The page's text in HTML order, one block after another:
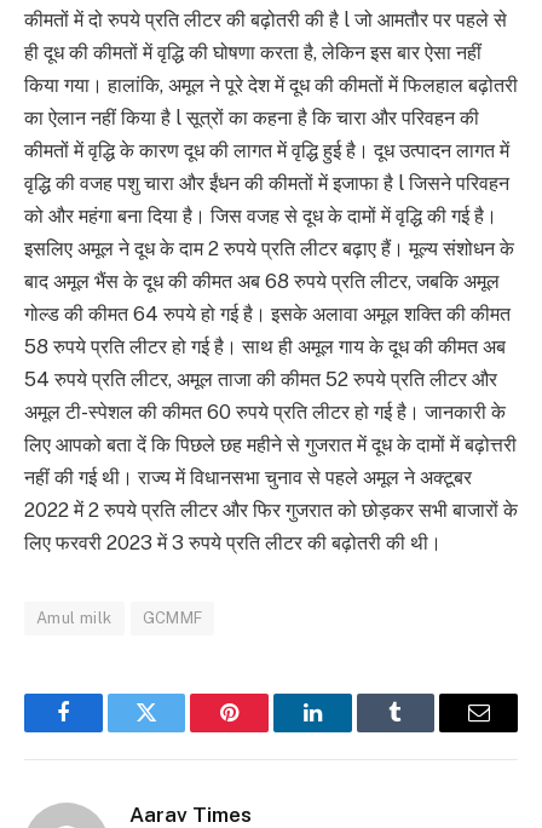
कीमतों में दो रुपये प्रति लीटर की बढ़ोतरी की है l जो आमतौर पर पहले से
ही दूध की कीमतों में वृद्धि की घोषणा करता है, लेकिन इस बार ऐसा नहीं
किया गया। हालांकि, अमूल ने पूरे देश में दूध की कीमतों में फिलहाल बढ़ोतरी
का ऐलान नहीं किया है l सूत्रों का कहना है कि चारा और परिवहन की
कीमतों में वृद्धि के कारण दूध की लागत में वृद्धि हुई है। दूध उत्पादन लागत में
वृद्धि की वजह पशु चारा और ईंधन की कीमतों में इजाफा है l जिसने परिवहन
को और महंगा बना दिया है। जिस वजह से दूध के दामों में वृद्धि की गई है।
इसलिए अमूल ने दूध के दाम 2 रुपये प्रति लीटर बढ़ाए हैं। मूल्य संशोधन के
बाद अमूल भैंस के दूध की कीमत अब 68 रुपये प्रति लीटर, जबकि अमूल
गोल्ड की कीमत 64 रुपये हो गई है। इसके अलावा अमूल शक्ति की कीमत
58 रुपये प्रति लीटर हो गई है। साथ ही अमूल गाय के दूध की कीमत अब
54 रुपये प्रति लीटर, अमूल ताजा की कीमत 52 रुपये प्रति लीटर और
अमूल टी-स्पेशल की कीमत 60 रुपये प्रति लीटर हो गई है। जानकारी के
लिए आपको बता दें कि पिछले छह महीने से गुजरात में दूध के दामों में बढ़ोत्तरी
नहीं की गई थी। राज्य में विधानसभा चुनाव से पहले अमूल ने अक्टूबर
2022 में 2 रुपये प्रति लीटर और फिर गुजरात को छोड़कर सभी बाजारों के
लिए फरवरी 2023 में 3 रुपये प्रति लीटर की बढ़ोतरी की थी।
Amul milk GCMMF
FacebookTwitter Pinterest LinkedInTumblr Email
Aarav Times